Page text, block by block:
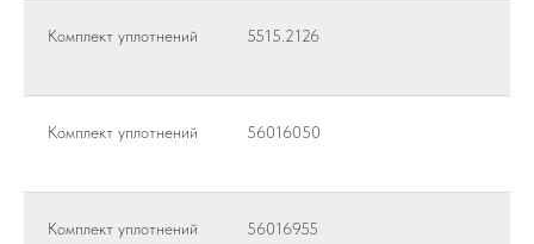
Комплект уплотнений 5515.2126
Комплект уплотнений 56016050
Комплект уплотнений 56016955